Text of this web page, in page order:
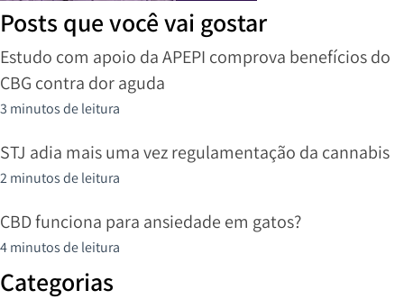
Posts que você vai gostar
Estudo com apoio da APEPI comprova benefícios do
CBG contra dor aguda
3 minutos de leitura
STJ adia mais uma vez regulamentação da cannabis
2 minutos de leitura
CBD funciona para ansiedade em gatos?
4 minutos de leitura
Categorias